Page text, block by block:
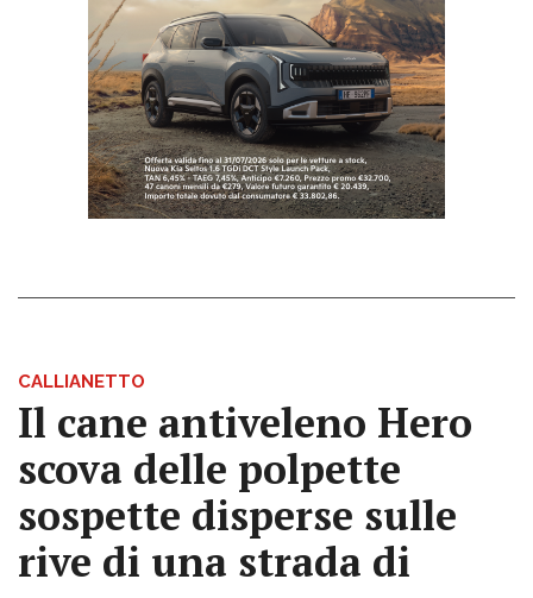
CALLIANETTO
Il cane antiveleno Hero
scova delle polpette
sospette disperse sulle
rive di una strada di